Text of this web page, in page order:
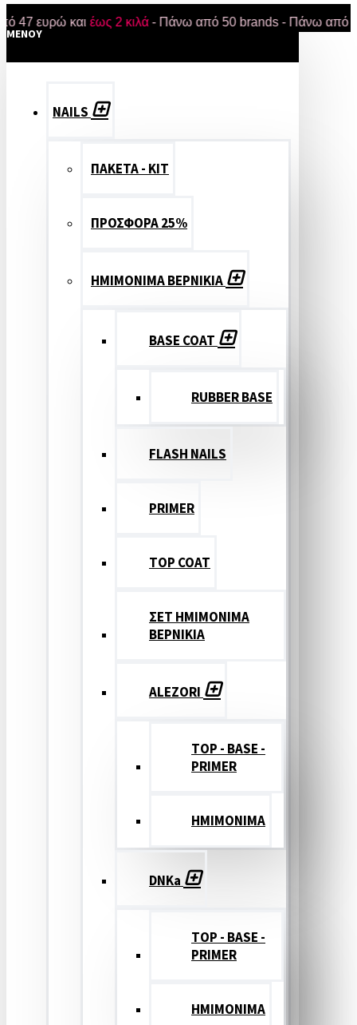
καιέως 2 κιλά- Πάνω από 50 brands - Πάνω από 18.000
MENOY
NAILS
ΠΑΚΕΤΑ - ΚΙΤ
ΠΡΟΣΦΟΡΑ 25%
ΗΜΙΜΟΝΙΜΑ ΒΕΡΝΙΚΙΑ
BASE COAT
RUBBER BASE
FLASH NAILS
PRIMER
TOP COAT
ΣΕΤ ΗΜΙΜΟΝΙΜΑ
ΒΕΡΝΙΚΙΑ
ALEZORI
TOP - BASE -
PRIMER
ΗΜΙΜΟΝΙΜΑ
DNKa
TOP - BASE -
PRIMER
ΗΜΙΜΟΝΙΜΑ